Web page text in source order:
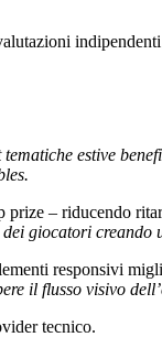
indipendenti
estive
prize – riducendo
giocatori creando
responsivi
il flusso visivo
tecnico.